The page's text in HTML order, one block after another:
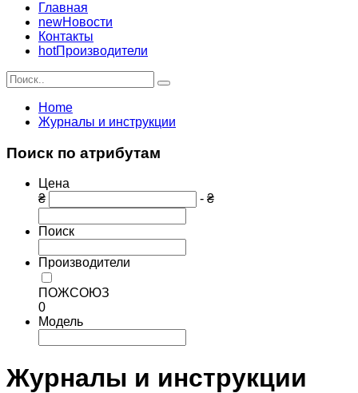
Главная
newНовости
Контакты
hotПроизводители
Home
Журналы и инструкции
Поиск по атрибутам
Цена
₴
- ₴
Поиск
Производители
ПОЖСОЮЗ
0
Модель
Журналы и инструкции